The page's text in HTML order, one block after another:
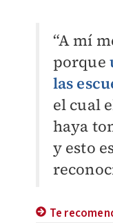
“A mí
porque
las
el cual
haya
y esto
Te